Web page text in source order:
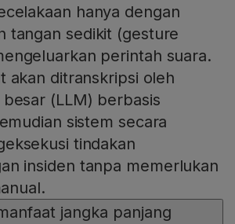
hanya dengan
tangan sedikit (gesture
perintah suara.
akan ditranskripsi oleh
(LLM) berbasis
sistem secara
tindakan
insiden tanpa memerlukan
jangka panjang